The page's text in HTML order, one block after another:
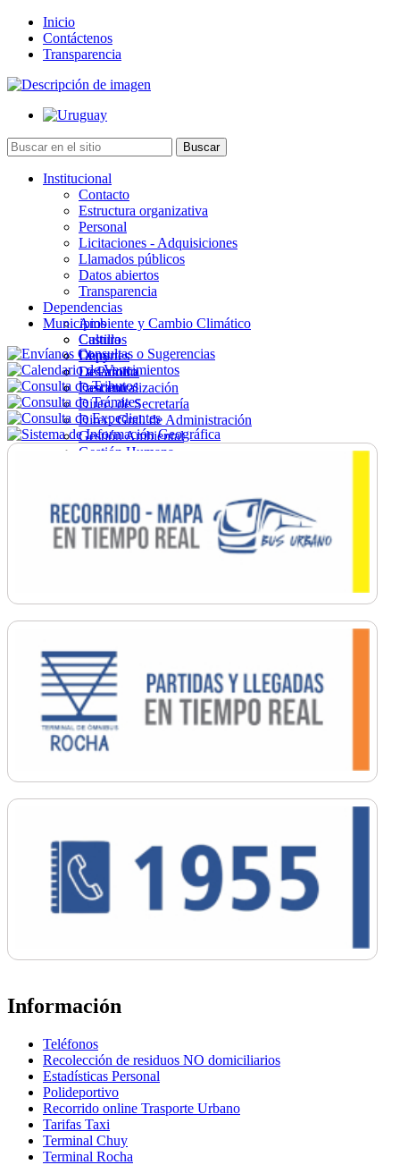
Inicio
Contáctenos
Transparencia
Institucional
Contacto
Estructura organizativa
Personal
Licitaciones - Adquisiciones
Llamados públicos
Datos abiertos
Transparencia
Dependencias
Ambiente y Cambio Climático
Cultura
Deportes
Desarrollo
Descentralización
Direc. de Secretaría
Direc. Gral. de Administración
Gestión Ambiental
Gestión Humana
Ordenamiento
Promoción Social
Salud
Secretaría General
Municipios
Castillos
Chuy
La Paloma
Lascano
Información
Teléfonos
Recolección de residuos NO domiciliarios
Estadísticas Personal
Polideportivo
Recorrido online Trasporte Urbano
Tarifas Taxi
Terminal Chuy
Terminal Rocha